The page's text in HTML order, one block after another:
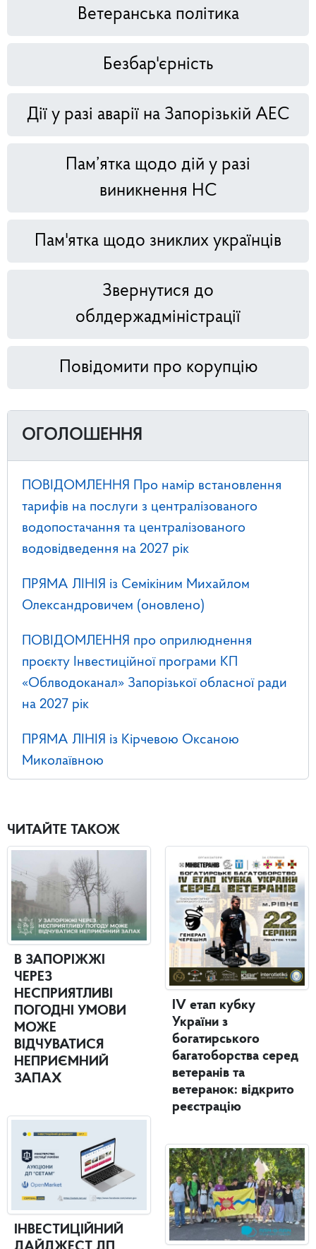
Ветеранська політика
Безбар'єрність
Дії у разі аварії на Запорізькій АЕС
Пам’ятка щодо дій у разі
виникнення НС
Пам'ятка щодо зниклих українців
Звернутися до
облдержадміністрації
Повідомити про корупцію
ОГОЛОШЕННЯ
ПОВІДОМЛЕННЯ Про намір встановлення
тарифів на послуги з централізованого
водопостачання та централізованого
водовідведення на 2027 рік
ПРЯМА ЛІНІЯ із Семікіним Михайлом
Олександровичем (оновлено)
ПОВІДОМЛЕННЯ про оприлюднення
проєкту Інвестиційної програми КП
«Облводоканал» Запорізької обласної ради
на 2027 рік
ПРЯМА ЛІНІЯ із Кірчевою Оксаною
Миколаївною
ЧИТАЙТЕ ТАКОЖ
В ЗАПОРІЖЖІ
ЧЕРЕЗ
НЕСПРИЯТЛИВІ
ПОГОДНІ УМОВИ
МОЖЕ
ВІДЧУВАТИСЯ
НЕПРИЄМНИЙ
ЗАПАХ
ІНВЕСТИЦІЙНИЙ
IV етап кубку
України з
богатирського
багатоборства серед
ветеранів та
ветеранок: відкрито
реєстрацію